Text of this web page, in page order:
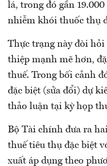
lá, trong đó gần
nhiễm khói thuốc thụ
Thực trạng này đòi
thiệp mạnh mẽ hơn,
thuế. Trong bối cảnh
đặc biệt (sửa đổi) dự
thảo luận tại kỳ họp
Bộ Tài chính đưa ra
thuế tiêu thụ đặc biệt
xuất áp dụng theo